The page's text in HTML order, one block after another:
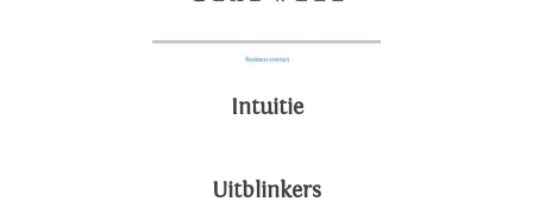
Intuitie
Uitblinkers